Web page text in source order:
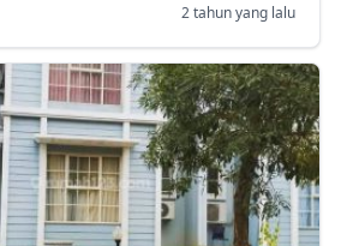
2 tahun yang lalu